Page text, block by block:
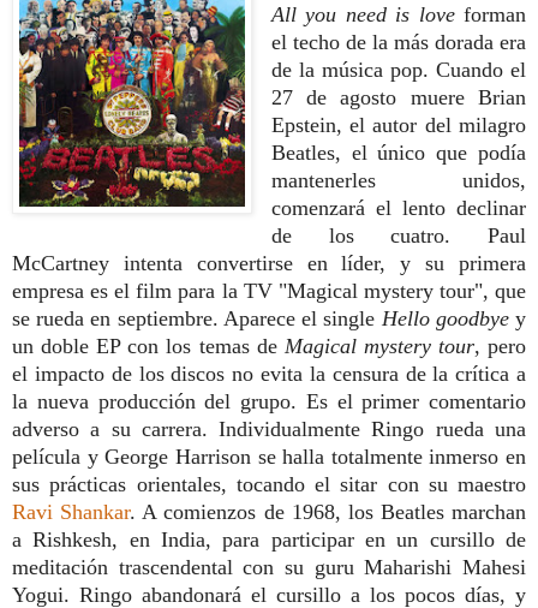
All you need is loveforman
el techo de la más dorada era
de la música pop. Cuando el
27 de agosto muere Brian
Epstein, el autor del milagro
Beatles, el único que podía
mantenerles unidos,
comenzará el lento declinar
de los cuatro. Paul
McCartney intenta convertirse en líder, y su primera
empresa es el film para la TV "Magical mystery tour", que
se rueda en septiembre. Aparece el single Hello goodbyey
un doble EP con los temas de Magical mystery tour, pero
el impacto de los discos no evita la censura de la crítica a
la nueva producción del grupo. Es el primer comentario
adverso a su carrera. Individualmente Ringo rueda una
película y George Harrison se halla totalmente inmerso en
sus prácticas orientales, tocando el sitar con su maestro
Ravi Shankar. A comienzos de 1968, los Beatles marchan
a Rishkesh, en India, para participar en un cursillo de
meditación trascendental con su guru Maharishi Mahesi
Yogui. Ringo abandonará el cursillo a los pocos días, y